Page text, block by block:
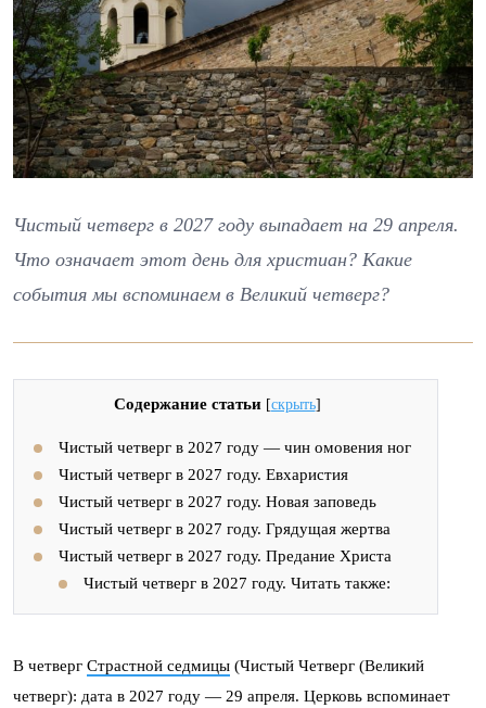
Чистый четверг в 2027 году выпадает на 29 апреля.
Что означает этот день для христиан? Какие
события мы вспоминаем в Великий четверг?
Содержание статьи [скрыть]
Чистый четверг в 2027 году — чин омовения ног
Чистый четверг в 2027 году. Евхаристия
Чистый четверг в 2027 году. Новая заповедь
Чистый четверг в 2027 году. Грядущая жертва
Чистый четверг в 2027 году. Предание Христа
Чистый четверг в 2027 году. Читать также:
В четверг Страстной седмицы (Чистый Четверг (Великий
четверг): дата в 2027 году — 29 апреля. Церковь вспоминает